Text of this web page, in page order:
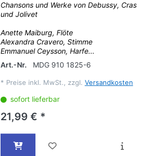
Chansons und Werke von Debussy, Cras
und Jolivet
Anette Maiburg, Flöte
Alexandra Cravero, Stimme
Emmanuel Ceysson, Harfe...
Art.-Nr.
MDG 910 1825-6
* Preise inkl. MwSt., zzgl. Versandkosten
sofort lieferbar
21,99 € *